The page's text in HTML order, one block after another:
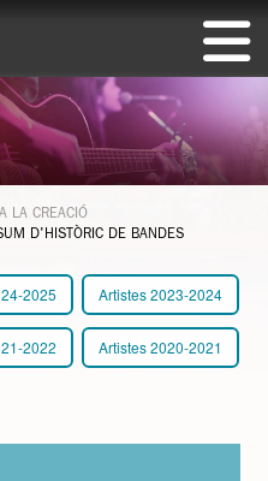
LA CREACIÓ
D'HISTÒRIC DE BANDES
2025 Artistes 2023-2024
2022 Artistes 2020-2021